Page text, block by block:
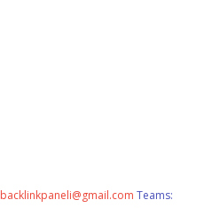
backlinkpaneli@gmail.com Teams: